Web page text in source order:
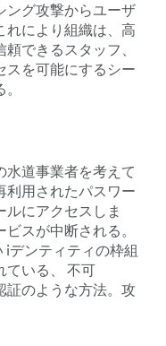
ング攻撃からユーザ
れにより組織は、高
できるスタッフ、
スを可能にするシー
水道事業者を考えて
利用されたパスワー
ルにアクセスしま
スが中断される。
iデンティティの枠組
いる、 不可
証のような方法。攻